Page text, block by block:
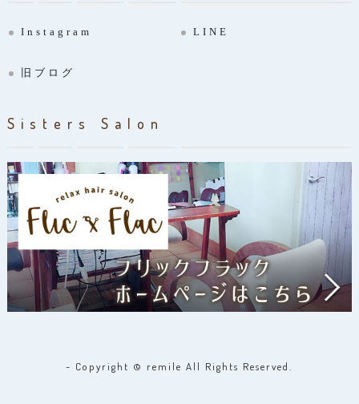
Instagram LINE
旧ブログ
Sisters Salon
- Copyright © remile All Rights Reserved.